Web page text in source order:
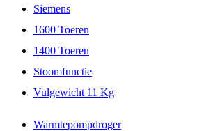
Siemens
1600 Toeren
1400 Toeren
Stoomfunctie
Vulgewicht 11 Kg
Warmtepompdroger